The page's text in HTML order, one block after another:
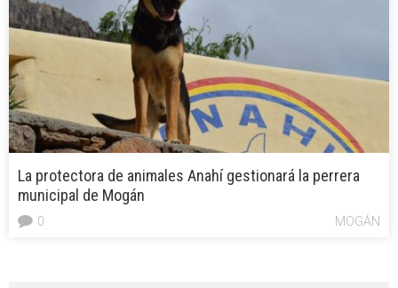
La protectora de animales Anahí gestionará la perrera
municipal de Mogán
MOGÁN
0